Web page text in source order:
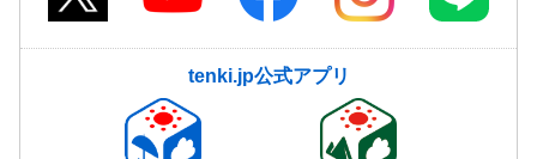
tenki.jp公式アプリ